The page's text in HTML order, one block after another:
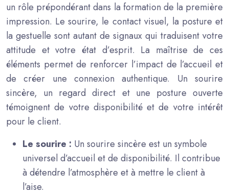
un rôle prépondérant dans la formation de la première
impression. Le sourire, le contact visuel, la posture et
la gestuelle sont autant de signaux qui traduisent votre
attitude et votre état d’esprit. La maîtrise de ces
éléments permet de renforcer l’impact de l’accueil et
de créer une connexion authentique. Un sourire
sincère, un regard direct et une posture ouverte
témoignent de votre disponibilité et de votre intérêt
pour le client.
Le sourire : Un sourire sincère est un symbole
universel d’accueil et de disponibilité. Il contribue
à détendre l’atmosphère et à mettre le client à
l’aise.